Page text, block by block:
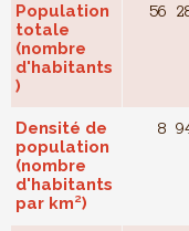
Population
totale
(nombre
d'habitants
)
56
Densité de
population
(nombre
d'habitants
par km²)
8